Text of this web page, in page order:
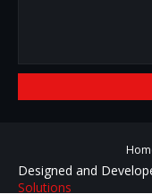
Designed and
Solutions